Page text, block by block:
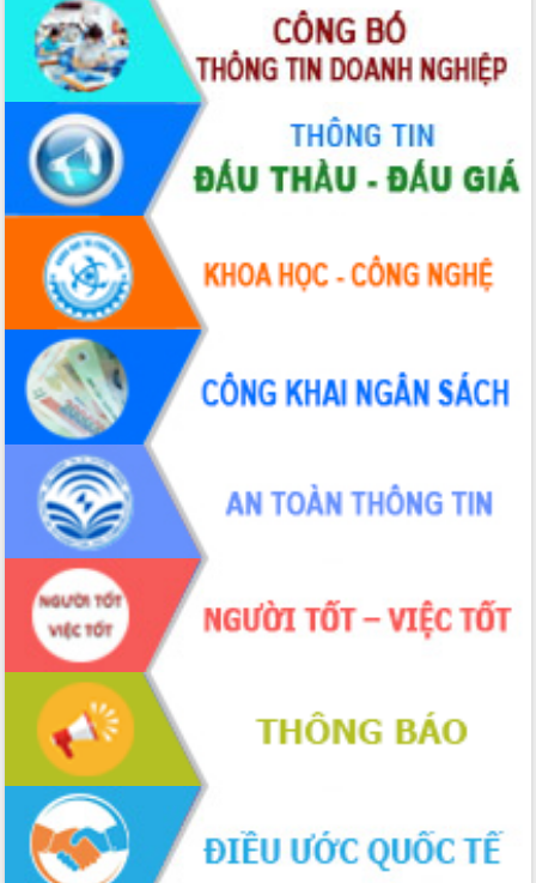
giải phóng mặt bằng Tuyến đường bộ
ven biển
Đắk Lắk nỗ lực thúc đẩy tăng trưởng
kinh tế từ 10% trở lên trong Quý
II/2026
Đắk Lắk ký kết thỏa thuận hợp tác về
chuyển đổi số giai đoạn 2026 – 2030
với Tập đoàn Bưu chính Viễn thông
Việt Nam
Thứ trưởng Bộ Y tế làm việc với tỉnh
Đắk Lắk về phát triển nhân lực y tế
cho trạm y tế cấp xã
Du lịch Đắk Lắk nâng tầm trải nghiệm
du khách thông qua Hệ thống cơ sở dữ
liệu và Bản đồ số
Tập huấn ứng dụng trí tuệ nhân tạo (AI)
trong thương mại điện tử năm 2026
Đoàn đại biểu Quốc hội tỉnh Đắk Lắk
trao đổi thông tin trước Kỳ họp thứ
nhất, Quốc hội khóa XVI
Quyết liệt cải cách hành chính, khơi
thông nguồn lực phát triển
Nâng cao hiệu lực, hiệu quả HĐND
tỉnh thông qua hiện đại hóa hành chính
Xã Ea Phê gắn cải cách hành chính với
chuyển đổi số
Phó Chủ tịch Thường trực UBND tỉnh
Hồ Thị Nguyên Thảo làm việc tại Trung
tâm Phục vụ hành chính công xã Ea
Phê
Xây dựng nền hành chính số đồng
hành cùng nông dân dân, doanh nghiệp
Giai đoạn 2026-2030, Đắk Lắk phấn